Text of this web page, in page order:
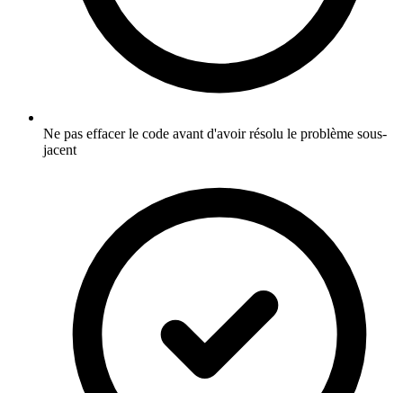
Ne pas effacer le code avant d'avoir résolu le problème sous-
jacent